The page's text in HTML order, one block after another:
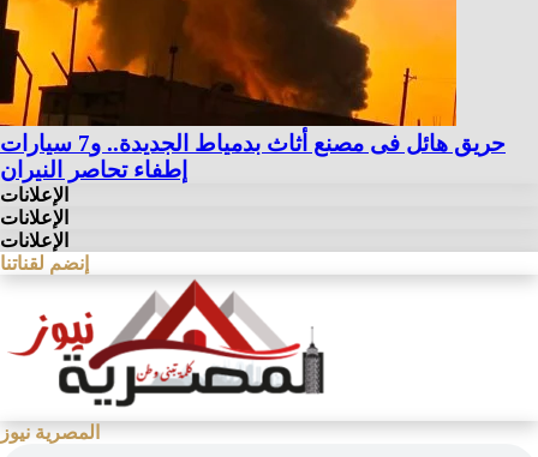
حريق هائل فى مصنع أثاث بدمياط الجديدة.. و7 سيارات
إطفاء تحاصر النيران
الإعلانات
الإعلانات
الإعلانات
إنضم لقناتنا
المصرية نيوز